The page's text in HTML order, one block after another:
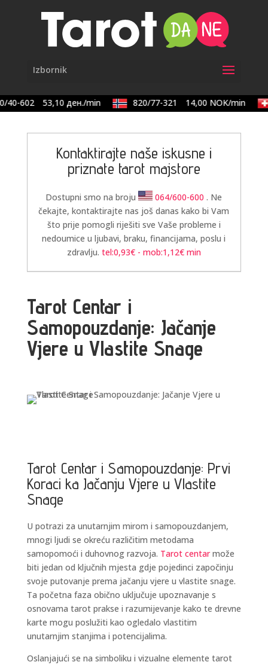
40-602 53,10 ден./min 820/77-321 14,00 NOK/min
Kontaktirajte naše iskusne i
priznate tarot majstore
Dostupni smo na broju 064/600-600 . Ne
čekajte, kontaktirajte nas još danas kako bi Vam
što prije pomogli riješiti sve Vaše probleme i
nedoumice u ljubavi, braku, financijama, poslu i
zdravlju. tel:0,93€ - mob:1,12€ min
Tarot Centar i
Samopouzdanje: Jačanje
Vjere u Vlastite Snage
Tarot Centar i Samopouzdanje: Prvi
Koraci ka Jačanju Vjere u Vlastite
Snage
U potrazi za unutarnjim mirom i samopouzdanjem,
mnogi ljudi se okreću različitim metodama
samopomoći i duhovnog razvoja. Tarot centarmože
biti jedan od ključnih mjesta gdje pojedinci započinju
svoje putovanje prema jačanju vjere u vlastite snage.
Ta početna faza obično uključuje upoznavanje s
osnovama tarot prakse i razumijevanje kako te drevne
karte mogu poslužiti kao ogledalo vlastitim
unutarnjim stanjima i potencijalima.
Oslanjajući se na simboliku i vizualne elemente tarot